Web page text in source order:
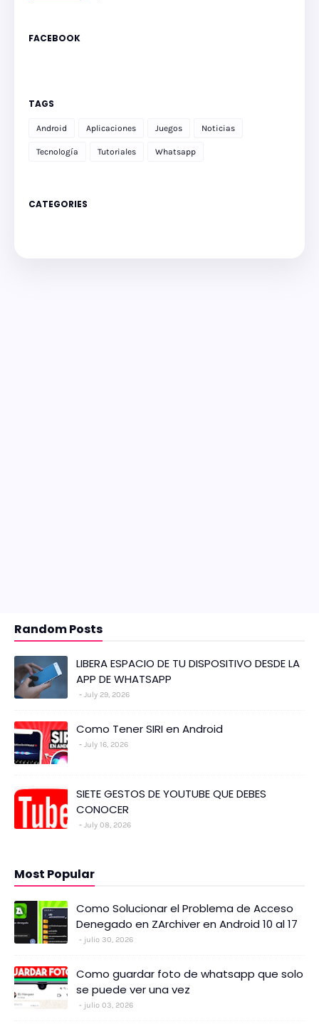
FACEBOOK
TAGS
Android Aplicaciones Juegos Noticias
Tecnología Tutoriales Whatsapp
CATEGORIES
Random Posts
LIBERA ESPACIO DE TU DISPOSITIVO DESDE LA
APP DE WHATSAPP
July 29, 2026
Como Tener SIRI en Android
July 16, 2026
SIETE GESTOS DE YOUTUBE QUE DEBES
CONOCER
July 08, 2026
Most Popular
Como Solucionar el Problema de Acceso
Denegado en ZArchiver en Android 10 al 17
julio 30, 2026
Como guardar foto de whatsapp que solo
se puede ver una vez
julio 03, 2026